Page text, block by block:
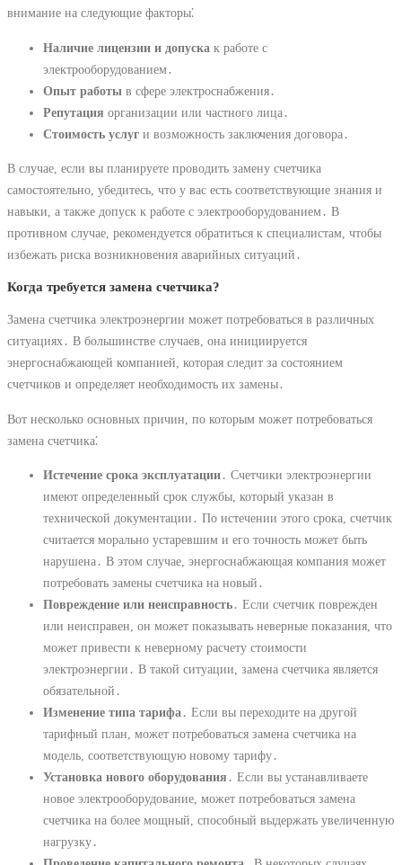
внимание на следующие факторы⁚
Наличие лицензии и допуска к работе с
электрооборудованием․
Опыт работы в сфере электроснабжения․
Репутация организации или частного лица․
Стоимость услуг и возможность заключения договора․
В случае, если вы планируете проводить замену счетчика
самостоятельно, убедитесь, что у вас есть соответствующие знания и
навыки, а также допуск к работе с электрооборудованием․ В
противном случае, рекомендуется обратиться к специалистам, чтобы
избежать риска возникновения аварийных ситуаций․
Когда требуется замена счетчика?
Замена счетчика электроэнергии может потребоваться в различных
ситуациях․ В большинстве случаев, она инициируется
энергоснабжающей компанией, которая следит за состоянием
счетчиков и определяет необходимость их замены․
Вот несколько основных причин, по которым может потребоваться
замена счетчика⁚
Истечение срока эксплуатации․ Счетчики электроэнергии
имеют определенный срок службы, который указан в
технической документации․ По истечении этого срока, счетчик
считается морально устаревшим и его точность может быть
нарушена․ В этом случае, энергоснабжающая компания может
потребовать замены счетчика на новый․
Повреждение или неисправность․ Если счетчик поврежден
или неисправен, он может показывать неверные показания, что
может привести к неверному расчету стоимости
электроэнергии․ В такой ситуации, замена счетчика является
обязательной․
Изменение типа тарифа ․ Если вы переходите на другой
тарифный план, может потребоваться замена счетчика на
модель, соответствующую новому тарифу․
Установка нового оборудования ․ Если вы устанавливаете
новое электрооборудование, может потребоваться замена
счетчика на более мощный, способный выдержать увеличенную
нагрузку․